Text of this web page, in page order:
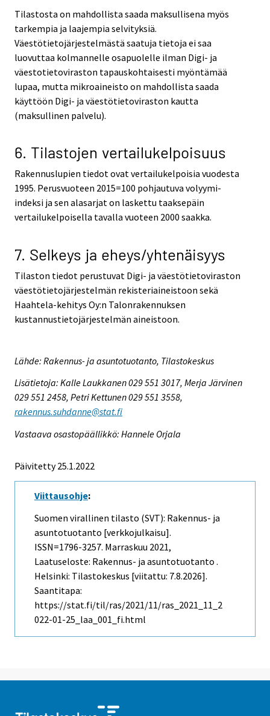
Tilastosta on mahdollista saada maksullisena myös
tarkempia ja laajempia selvityksiä.
Väestötietojärjestelmästä saatuja tietoja ei saa
luovuttaa kolmannelle osapuolelle ilman Digi- ja
väestotietoviraston tapauskohtaisesti myöntämää
lupaa, mutta mikroaineisto on mahdollista saada
käyttöön Digi- ja väestötietoviraston kautta
(maksullinen palvelu).
6. Tilastojen vertailukelpoisuus
Rakennuslupien tiedot ovat vertailukelpoisia vuodesta
1995. Perusvuoteen 2015=100 pohjautuva volyymi-
indeksi ja sen alasarjat on laskettu taaksepäin
vertailukelpoisella tavalla vuoteen 2000 saakka.
7. Selkeys ja eheys/yhtenäisyys
Tilaston tiedot perustuvat Digi- ja väestötietoviraston
väestötietojärjestelmän rekisteriaineistoon sekä
Haahtela-kehitys Oy:n Talonrakennuksen
kustannustietojärjestelmän aineistoon.
Lähde: Rakennus- ja asuntotuotanto, Tilastokeskus
Lisätietoja: Kalle Laukkanen 029 551 3017, Merja Järvinen
029 551 2458, Petri Kettunen 029 551 3558,
rakennus.suhdanne@stat.fi
Vastaava osastopäällikkö: Hannele Orjala
Päivitetty 25.1.2022
Viittausohje:
Suomen virallinen tilasto (SVT): Rakennus- ja
asuntotuotanto [verkkojulkaisu].
ISSN=1796-3257. Marraskuu 2021,
Laatuseloste: Rakennus- ja asuntotuotanto .
Helsinki: Tilastokeskus [viitattu: 7.8.2026].
Saantitapa:
https://stat.fi/til/ras/2021/11/ras_2021_11_2
022-01-25_laa_001_fi.html